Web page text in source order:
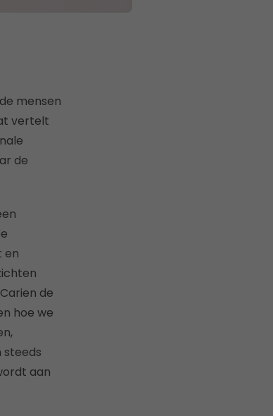
mensen
vertelt
de
en
de
hoe we
steeds
aan